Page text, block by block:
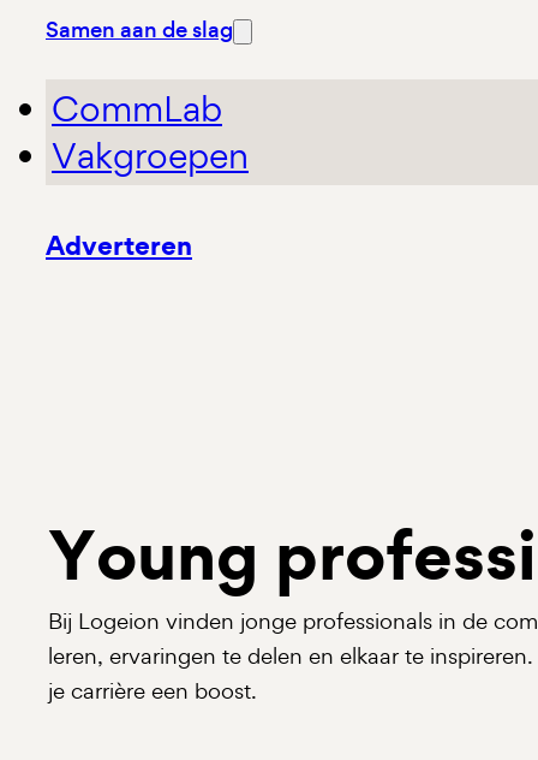
Samen aan de slag
CommLab
Vakgroepen
Adverteren
Young
Bij Logeion vinden jonge professionals in de
leren, ervaringen te delen en elkaar te
je carrière een boost.